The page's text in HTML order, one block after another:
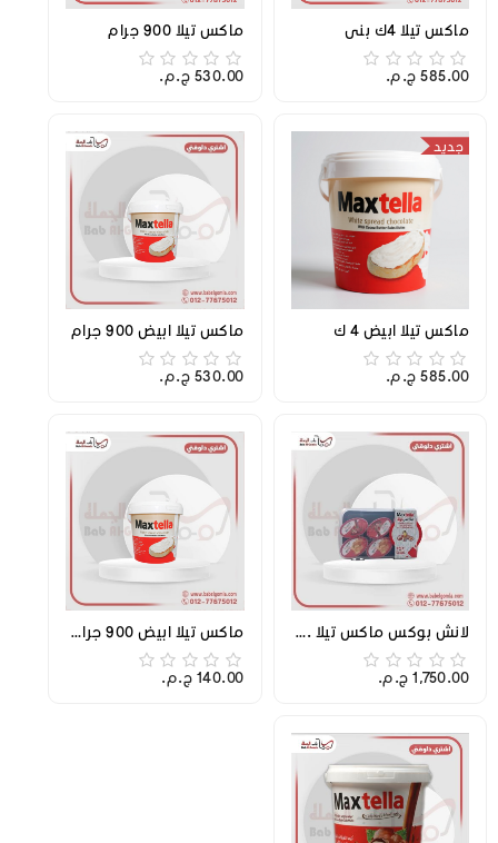
ماكس تيلا 4ك بني
585.00 ج.م.‏
ماكس تيلا 900 جرام
530.00 ج.م.‏
جديد
ماكس تيلا ابيض 4 ك
585.00 ج.م.‏
ماكس تيلا ابيض 900 جرام
530.00 ج.م.‏
لانش بوكس ماكس تيلا . كرتونه
1,750.00 ج.م.‏
ماكس تيلا ابيض 900 جرام علبه
140.00 ج.م.‏